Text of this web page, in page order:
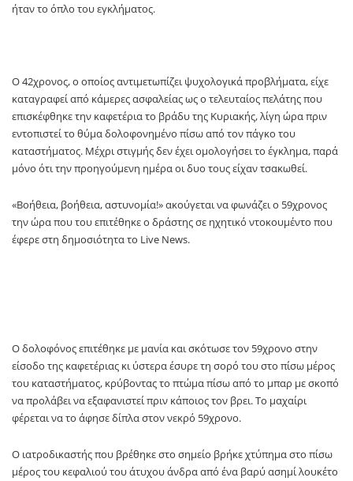
ήταν το όπλο του εγκλήματος.
Ο 42χρονος, ο οποίος αντιμετωπίζει ψυχολογικά προβλήματα, είχε
καταγραφεί από κάμερες ασφαλείας ως ο τελευταίος πελάτης που
επισκέφθηκε την καφετέρια το βράδυ της Κυριακής, λίγη ώρα πριν
εντοπιστεί το θύμα δολοφονημένο πίσω από τον πάγκο του
καταστήματος. Mέχρι στιγμής δεν έχει ομολογήσει το έγκλημα, παρά
μόνο ότι την προηγούμενη ημέρα οι δυο τους είχαν τσακωθεί.
«Βοήθεια, βοήθεια, αστυνομία!» ακούγεται να φωνάζει ο 59χρονος
την ώρα που του επιτέθηκε ο δράστης σε ηχητικό ντοκουμέντο που
έφερε στη δημοσιότητα το Live News.
Ο δολοφόνος επιτέθηκε με μανία και σκότωσε τον 59χρονο στην
είσοδο της καφετέριας κι ύστερα έσυρε τη σορό του στο πίσω μέρος
του καταστήματος, κρύβοντας το πτώμα πίσω από το μπαρ με σκοπό
να προλάβει να εξαφανιστεί πριν κάποιος τον βρει. Το μαχαίρι
φέρεται να το άφησε δίπλα στον νεκρό 59χρονο.
Ο ιατροδικαστής που βρέθηκε στο σημείο βρήκε χτύπημα στο πίσω
μέρος του κεφαλιού του άτυχου άνδρα από ένα βαρύ ασημί λουκέτο